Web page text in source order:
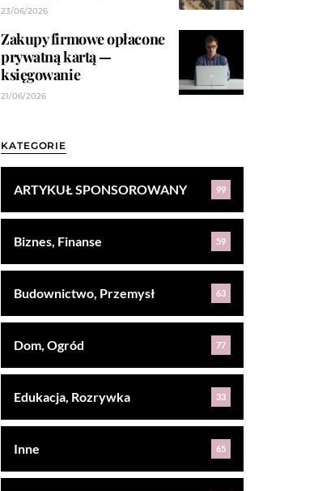
23/06/2026
Zakupy firmowe opłacone
prywatną kartą —
księgowanie
21/06/2026
KATEGORIE
ARTYKUŁ SPONSOROWANY 99
Biznes, Finanse 59
Budownictwo, Przemysł 63
Dom, Ogród 77
Edukacja, Rozrywka 33
Inne 65